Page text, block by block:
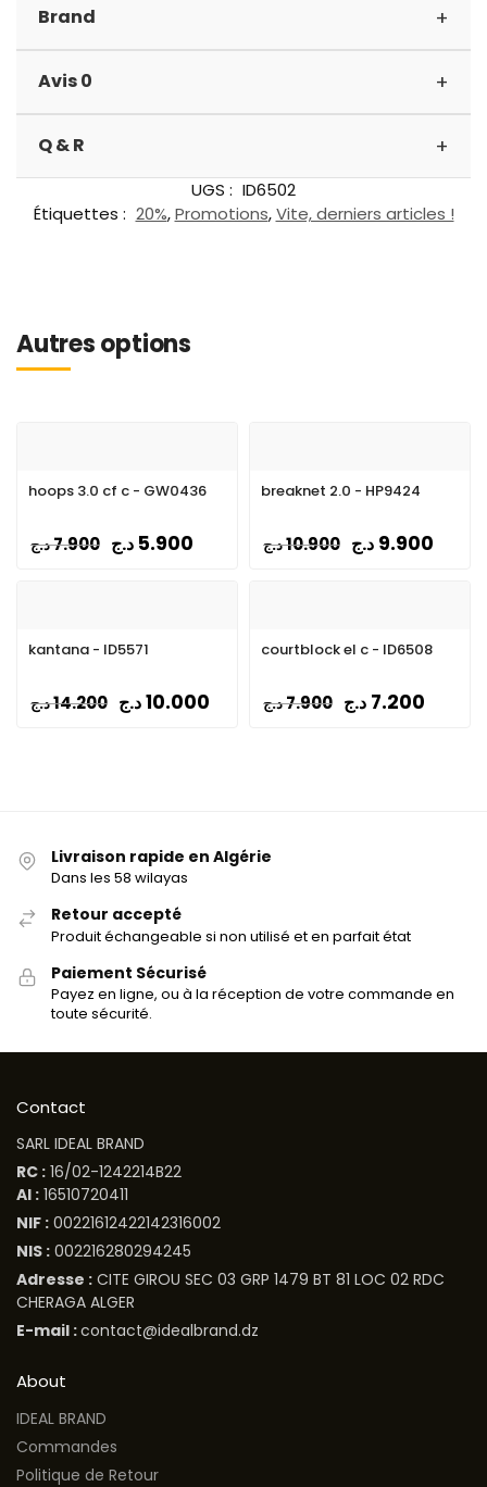
Brand +
Avis 0 +
Q & R +
UGS : ID6502
Étiquettes : 20%,Promotions,Vite, derniers articles !
Autres options
hoops 3.0 cf c - GW0436
7.900د.ج 5.900 د.ج
breaknet 2.0 - HP9424
10.900د.ج 9.900 د.ج
kantana - ID5571
14.200د.ج 10.000د.ج
courtblock el c - ID6508
7.900د.ج 7.200 د.ج
Livraison rapide en Algérie
Dans les 58 wilayas
Retour accepté
Produit échangeable si non utilisé et en parfait état
Paiement Sécurisé
Payez en ligne, ou à la réception de votre commande en
toute sécurité.
Contact
SARL IDEAL BRAND
RC : 16/02-1242214B22
AI : 16510720411
NIF : 00221612422142316002
NIS : 002216280294245
Adresse : CITE GIROU SEC 03 GRP 1479 BT 81 LOC 02 RDC
CHERAGA ALGER
E-mail :contact@idealbrand.dz
About
IDEAL BRAND
Commandes
Politique de Retour